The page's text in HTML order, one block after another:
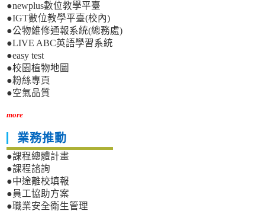
●newplus數位教學平臺
●IGT數位教學平臺(校內)
●公物維修通報系統(總務處)
●LIVE ABC英語學習系統
●easy test
●校園植物地圖
●粉絲專頁
●空氣品質
more
業務推動
●課程總體計畫
●課程諮詢
●中途離校填報
●員工協助方案
●職業安全衛生管理